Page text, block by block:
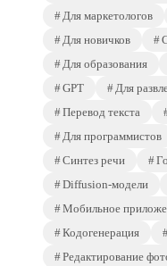
Для маркетологов
Для новичков
Для образования
GPT
Для
Перевод текста
Для программистов
Синтез речи
Diffusion-модели
Мобильное
Кодогенерация
Редактирование